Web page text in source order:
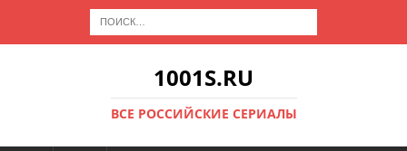
1001S.RU
ВСЕ РОССИЙСКИЕ СЕРИАЛЫ